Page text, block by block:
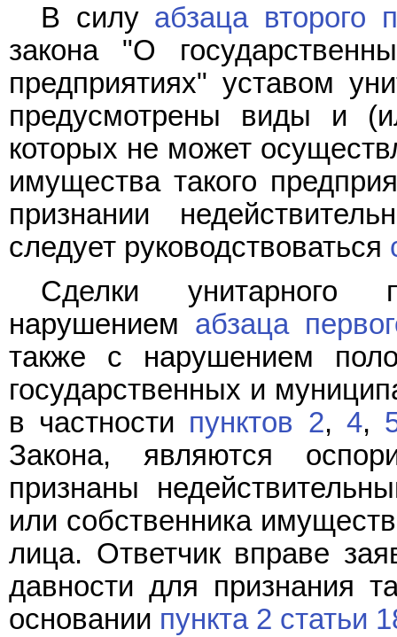
В силу абзаца второго
закона "О
предприятиях" уставом
предусмотрены виды и
которых не может
имущества такого
признании
следует руководствоваться
Сделки унитарного
нарушением абзаца
также с нарушением
государственных и
в частности пунктов 2, 4,
Закона, являются
признаны
или собственника
лица. Ответчик вправе
давности для признания
основании пункта 2 статьи